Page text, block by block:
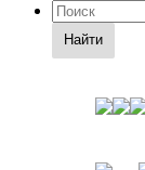
Найти